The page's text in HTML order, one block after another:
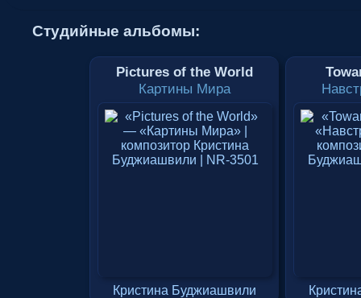
Студийные альбомы:
Pictures of the World
Картины Мира
Кристина Буджиашвили